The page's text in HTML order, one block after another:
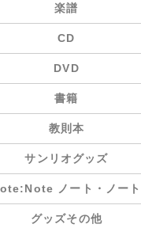
楽譜
CD
DVD
書籍
教則本
サンリオグッズ
ノート・ノート
グッズその他